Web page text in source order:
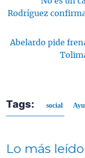
Rodríguez
Abelardo pide
Tags: social
Lo más leído